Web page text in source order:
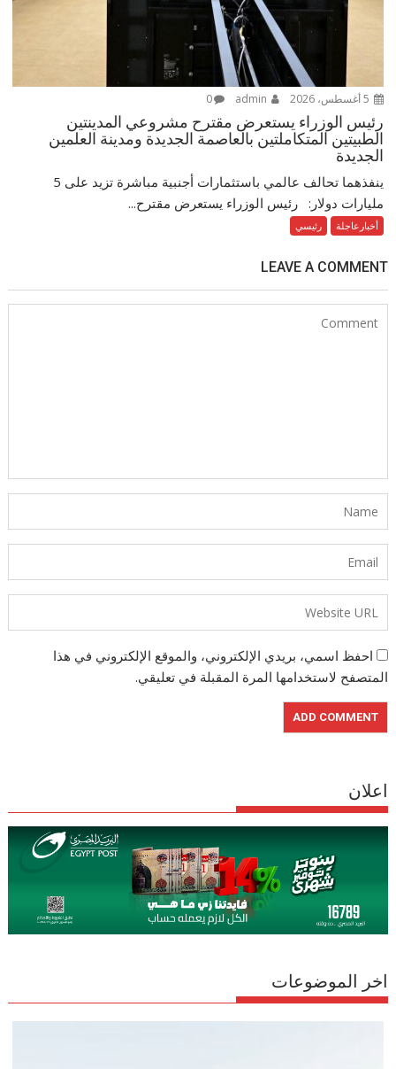
0
رئيس الوزراء يستعرض مقترح مشروعي المدينتين
الطبيتين المتكاملتين بالعاصمة الجديدة ومدينة العلمين
الجديدة
ينفذهما تحالف عالمي باستثمارات أجنبية مباشرة تزيد على 5
مليارات دولار: رئيس الوزراء يستعرض مقترح...
أخبارعاجلة رئيسي
LEAVE A COMMENT
احفظ اسمي، بريدي الإلكتروني، والموقع الإلكتروني في هذا
المتصفح لاستخدامها المرة المقبلة في تعليقي.
اعلان
اخر الموضوعات